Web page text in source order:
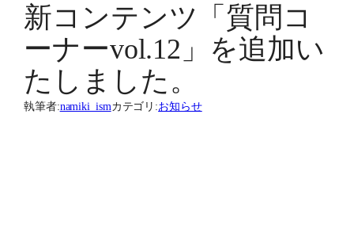
新コンテンツ「質問コ
ーナーvol.12」を追加い
たしました。
執筆者:namiki_ismカテゴリ:お知らせ